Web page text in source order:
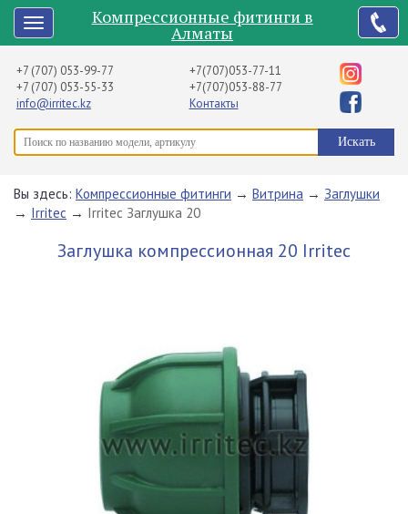
Компрессионные фитинги в
Алматы
+7 (707) 053-99-77
+7 (707) 053-55-33
info@irritec.kz
+7(707)053-77-11
+7(707)053-88-77
Контакты
Вы здесь: Компрессионные фитинги → Витрина → Заглушки
→ Irritec → Irritec Заглушка 20
Заглушка компрессионная 20 Irritec